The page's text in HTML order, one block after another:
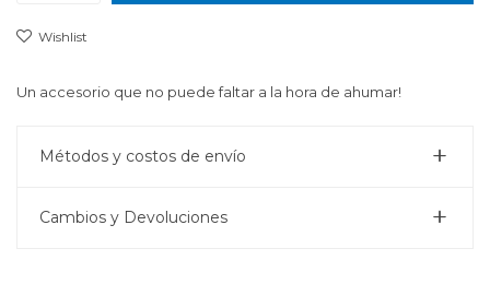
Un accesorio que no puede faltar a la hora de ahumar!
Métodos y costos de envío
Cambios y Devoluciones